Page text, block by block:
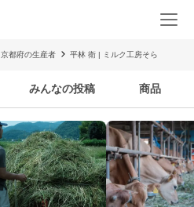
京都府の生産者 平林 衛 | ミルク工房そら
みんなの投稿 商品